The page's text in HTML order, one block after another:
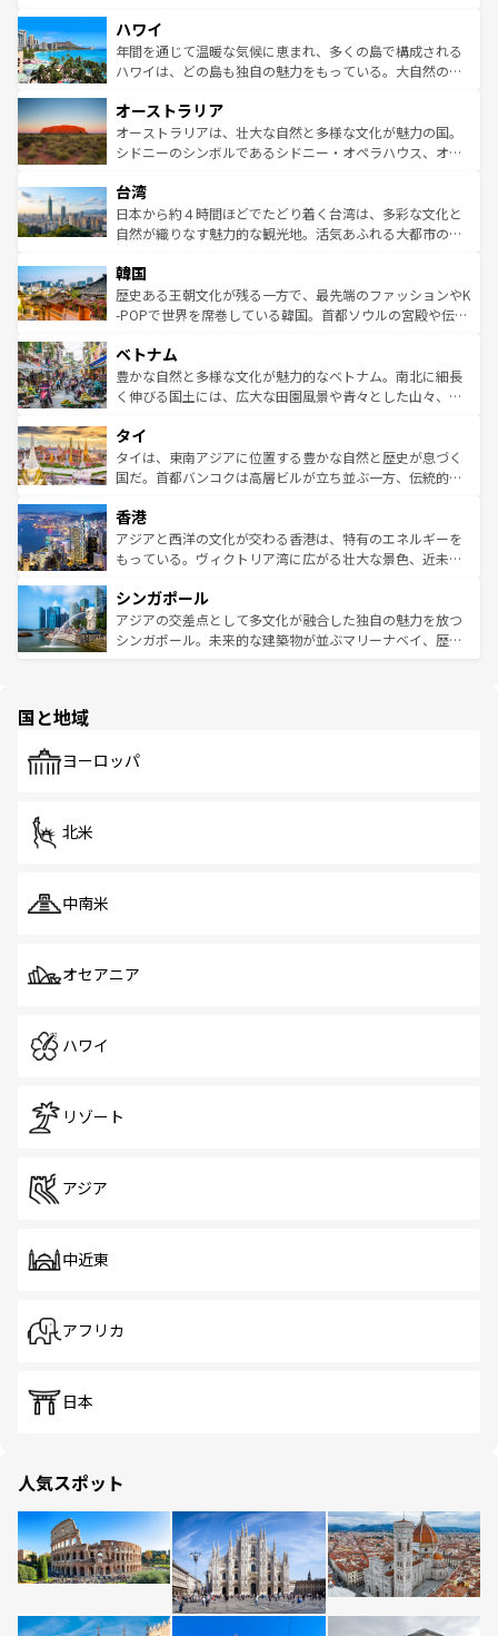
ば市内交通費無料で観光を楽しむこともできる。 なお、新
着のスイス情報はコンテンツ一覧 を参照してほしい。
のような巨大都市は、観光、ショッピング、エンターテイ
ンメントが詰まった刺激的なスポットだ。一方、アメリカ
西部には大自然が広がり、グランドキャニオンやイエロー
部のニューオーリンズでは、音楽と美食が融合した独特の
文化が魅力。旅行者はアメリカの各地域で異なる魅力を楽
しみながら、その多様性と豊かな歴史を感じることができ
ならではの贅沢な旅のスタイルだ。 なお、新着のアメリカ
情報はコンテンツ一覧を参照してほしい。
ハワイ
年間を通じて温暖な気候に恵まれ、多くの島で構成される
ハワイは、どの島も独自の魅力をもっている。大自然の神
ワイ島は見逃せない。また、定番の観光地といえばオアフ
島だが、静かな自然を求めるならマウイ島やカウアイ島が
おすすめ。エメラルドグリーンに輝く海をはじめ、豊かな
れるおもてなしの心で訪れる人々を迎えてくれるハワイの
人々、おいしいローカルフードやハワイアンミュージッ
ク、伝統的なフラダンスなど、すべてがハワイの魅力を彩
ワイを、存分に味わってほしい。 なお、新着のハワイ情報
はコンテンツ一覧を参照してほしい。
オーストラリア
オーストラリアは、壮大な自然と多様な文化が魅力の国。
シドニーのシンボルであるシドニー・オペラハウス、オー
リアリーフや大陸中央部にそびえるウルル（エアーズロッ
ク）、タスマニアの美しい原生林やケアンズの熱帯雨林な
ど、見どころがたくさん。また、カフェやワイン、オージ
いる。アクティビティも充実しており、サーフィンやダイ
ビング、ハイキングなど、アウトドア好きにはたまらな
い。オーストラリアの多彩な魅力を存分に味わいつくそ
参照してほしい。
台湾
日本から約４時間ほどでたどり着く台湾は、多彩な文化と
自然が織りなす魅力的な観光地。活気あふれる大都市の台
ン）、静ひつな山岳地帯である台湾東部など、都市の喧騒
と山間の静けさが共存しており、訪れる人に新しい発見と
驚きをもたらしてくれる。また、奥深い台湾の食文化も魅
容にもいいと評判のスイーツなど、バラエティ豊かな料理
が味わえる。 なお、新着の台湾情報は コンテンツ一覧を参
照してほしい。
韓国
歴史ある王朝文化が残る一方で、最先端のファッションやK
-POPで世界を席巻している韓国。首都ソウルの宮殿や伝統
き、地方に足を延ばせば四季折々の自然美を楽しむことが
できる。そして、キムチや焼肉、絶品のストリートフード
まで、さまざまな韓国料理が待っている。夜には、韓国な
リティに包まれながら、韓国の多彩な魅力を心ゆくまで味
わってみてほしい。 なお、新着の韓国情報はコンテンツ一
覧を参照してほしい。
ベトナム
豊かな自然と多様な文化が魅力的なベトナム。南北に細長
く伸びる国土には、広大な田園風景や青々とした山々、世
急速な発展と共に伝統が息づく。ハノイの古い町並みやホ
ーチミン市のフランス統治時代の建物も、独特の雰囲気を
醸し出している。また、バラエティの豊かさとおいしさで
とつ。フォーやバインミー、ベトナムコーヒーなどは、ぜ
ひ現地で味わいたい。どの地域を訪れてもあたたかい人々
が旅行者を迎えてくれるので、きっと忘れられない旅にな
参照してほしい。
タイ
タイは、東南アジアに位置する豊かな自然と歴史が息づく
国だ。首都バンコクは高層ビルが立ち並ぶ一方、伝統的な
の活気が交差している。北部ではチェンマイなどの山岳地
帯で自然と触れ合い、南部ではプーケットやクラビの美し
いビーチでリゾート気分を楽しむことができる。タイ料理
激する。気候は一年中温暖で、どの季節にも異なる楽しみ
が待っている。親しみやすいタイの人々、仏教を中心とし
た文化、そして多様な観光資源が、訪れる旅人を魅了し続
香港
アジアと西洋の文化が交わる香港は、特有のエネルギーを
もっている。ヴィクトリア湾に広がる壮大な景色、近未来
み、どこを訪れても感動するはず。観光スポットが密集し
ており、効率よく見どころを回れるのも魅力。息をのむよ
うな絶景から文化的な体験まで、香港を存分に楽しみ尽く
シンガポール
アジアの交差点として多文化が融合した独自の魅力を放つ
シンガポール。未来的な建築物が並ぶマリーナベイ、歴史
で、ホーカーズは地元の風情を楽しめる外せないスポット
国と地域
ヨーロッパ
北米
中南米
オセアニア
ハワイ
リゾート
アジア
中近東
アフリカ
日本
人気スポット